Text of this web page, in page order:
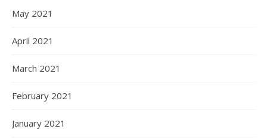
May 2021
April 2021
March 2021
February 2021
January 2021